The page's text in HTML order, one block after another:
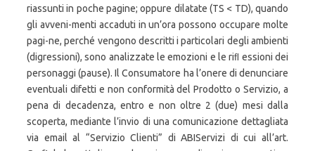
riassunti in poche pagine; oppure dilatate (TS < TD), quando
gli avveni-menti accaduti in un’ora possono occupare molte
pagi-ne, perché vengono descritti i particolari degli ambienti
(digressioni), sono analizzate le emozioni e le riﬂ essioni dei
personaggi (pause). Il Consumatore ha l’onere di denunciare
eventuali difetti e non conformità del Prodotto o Servizio, a
pena di decadenza, entro e non oltre 2 (due) mesi dalla
scoperta, mediante l’invio di una comunicazione dettagliata
via email al “Servizio Clienti” di ABIServizi di cui all’art.